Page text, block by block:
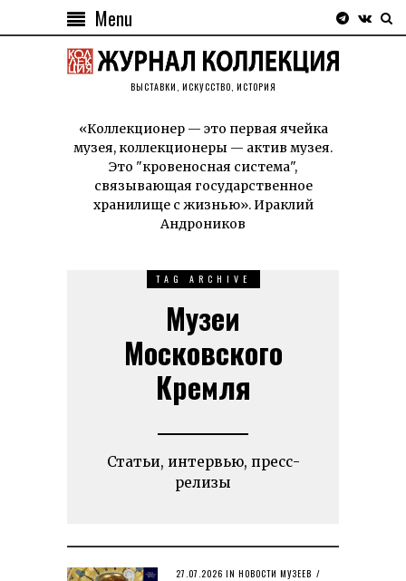
Menu
ВЫСТАВКИ, ИСКУССТВО, ИСТОРИЯ
«Коллекционер — это первая ячейка
музея, коллекционеры — актив музея.
Это "кровеносная система",
связывающая государственное
хранилище с жизнью». Ираклий
Андроников
TAG ARCHIVE
Музеи
Московского
Кремля
Статьи, интервью, пресс-
релизы
POSTED
27.07.2026 30.07.2026
IN НОВОСТИ МУЗЕЕВ /